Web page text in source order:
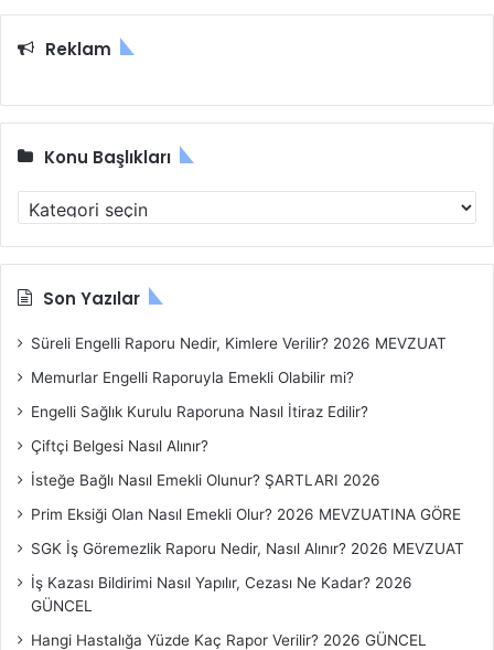
Reklam
Konu Başlıkları
Konu
Başlıkları
Son Yazılar
Süreli Engelli Raporu Nedir, Kimlere Verilir? 2026 MEVZUAT
Memurlar Engelli Raporuyla Emekli Olabilir mi?
Engelli Sağlık Kurulu Raporuna Nasıl İtiraz Edilir?
Çiftçi Belgesi Nasıl Alınır?
İsteğe Bağlı Nasıl Emekli Olunur? ŞARTLARI 2026
Prim Eksiği Olan Nasıl Emekli Olur? 2026 MEVZUATINA GÖRE
SGK İş Göremezlik Raporu Nedir, Nasıl Alınır? 2026 MEVZUAT
İş Kazası Bildirimi Nasıl Yapılır, Cezası Ne Kadar? 2026
GÜNCEL
Hangi Hastalığa Yüzde Kaç Rapor Verilir? 2026 GÜNCEL